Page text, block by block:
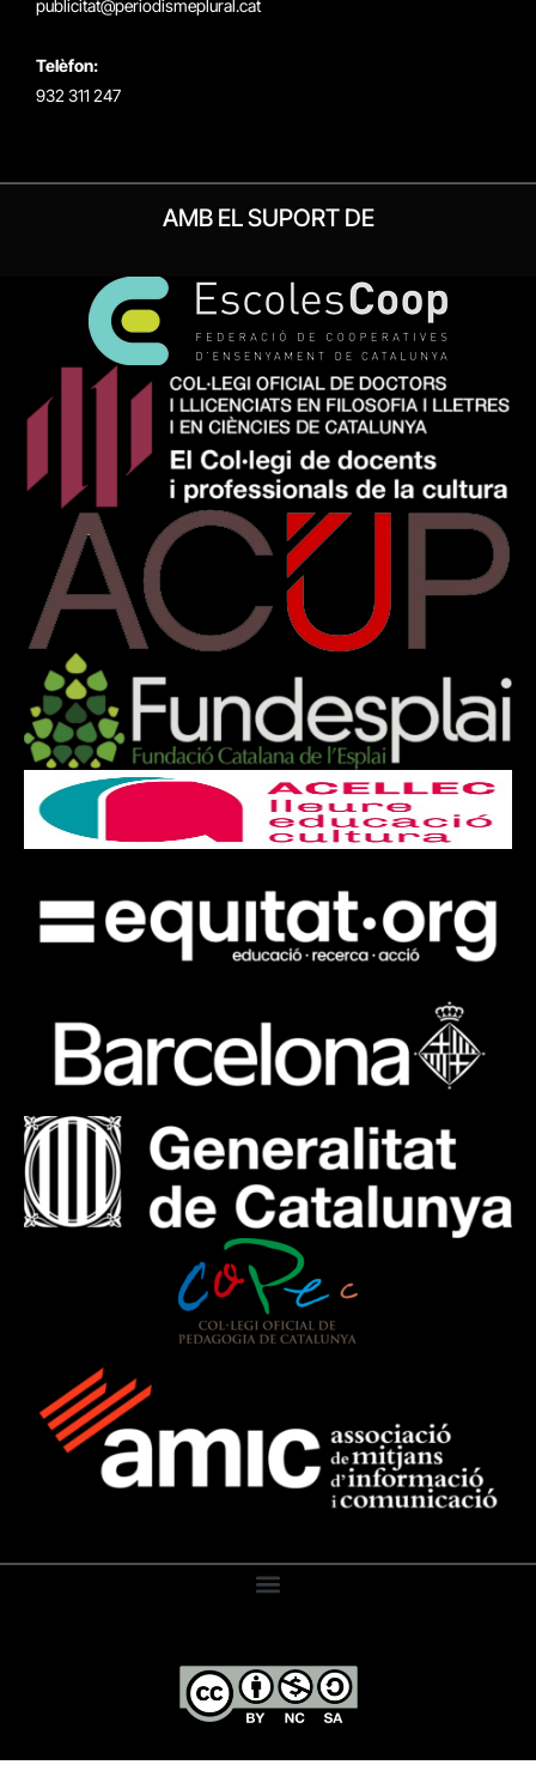
publicitat@periodismeplural.cat
Telèfon:
932 311 247
AMB EL SUPORT DE